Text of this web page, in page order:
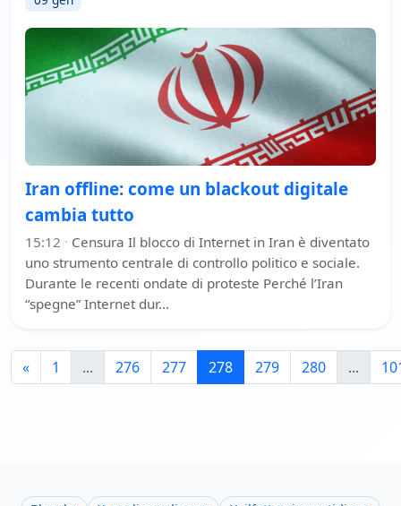
Iran offline: come un blackout digitale
cambia tutto
15:12 · Censura Il blocco di Internet in Iran è diventato
uno strumento centrale di controllo politico e sociale.
Durante le recenti ondate di proteste Perché l’Iran
“spegne” Internet dur…
« 1 ... 276 277 278 279 280 ...